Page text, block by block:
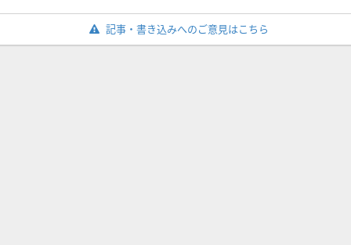
記事・書き込みへのご意見はこちら